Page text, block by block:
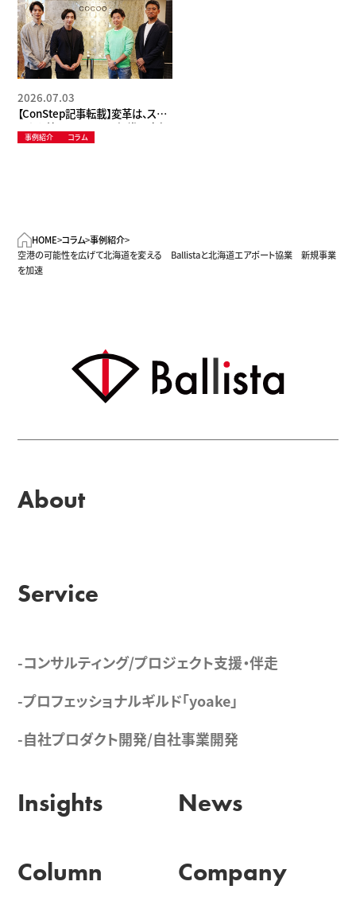
【ConStep記事転載】変革は、スキ
ルから始まる。 ──DX組織の本気
が問う、人財育成の新基準──
2026.07.03
事例紹介 コラム
HOME>コラム>事例紹介>
空港の可能性を広げて北海道を変える Ballistaと北海道エアポート協業 新規事業
を加速
About
Service
-コンサルティング/プロジェクト支援・伴走
-プロフェッショナルギルド「yoake」
-自社プロダクト開発/自社事業開発
Insights News
Column Company